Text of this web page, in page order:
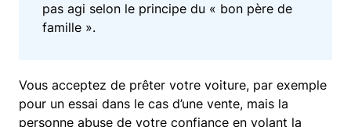
pas agi selon le principe du « bon père de
famille ».
Vous acceptez de prêter votre voiture, par exemple
pour un essai dans le cas d’une vente, mais la
personne abuse de votre confiance en volant la